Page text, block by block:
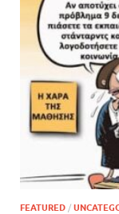
FEATURED /